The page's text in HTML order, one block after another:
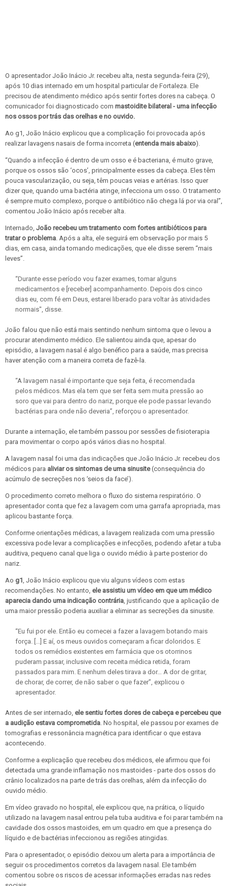
O apresentador João Inácio Jr. recebeu alta, nesta segunda-feira (29),
após 10 dias internado em um hospital particular de Fortaleza. Ele
precisou de atendimento médico após sentir fortes dores na cabeça. O
comunicador foi diagnosticado com mastoidite bilateral - uma infecção
nos ossos por trás das orelhas e no ouvido.
Ao g1, João Inácio explicou que a complicação foi provocada após
realizar lavagens nasais de forma incorreta (entenda mais abaixo).
“Quando a infecção é dentro de um osso e é bacteriana, é muito grave,
porque os ossos são ‘ocos’, principalmente esses da cabeça. Eles têm
pouca vascularização, ou seja, têm poucas veias e artérias. Isso quer
dizer que, quando uma bactéria atinge, infecciona um osso. O tratamento
é sempre muito complexo, porque o antibiótico não chega lá por via oral”,
comentou João Inácio após receber alta.
Internado, João recebeu um tratamento com fortes antibióticos para
tratar o problema . Após a alta, ele seguirá em observação por mais 5
dias, em casa, ainda tomando medicações, que ele disse serem “mais
leves”.
“Durante esse período vou fazer exames, tomar alguns
medicamentos e [receber] acompanhamento. Depois dos cinco
dias eu, com fé em Deus, estarei liberado para voltar às atividades
normais", disse.
João falou que não está mais sentindo nenhum sintoma que o levou a
procurar atendimento médico. Ele salientou ainda que, apesar do
episódio, a lavagem nasal é algo benéfico para a saúde, mas precisa
haver atenção com a maneira correta de fazê-la.
“A lavagem nasal é importante que seja feita, é recomendada
pelos médicos. Mas ela tem que ser feita sem muita pressão ao
soro que vai para dentro do nariz, porque ele pode passar levando
bactérias para onde não deveria”, reforçou o apresentador.
Durante a internação, ele também passou por sessões de fisioterapia
para movimentar o corpo após vários dias no hospital.
A lavagem nasal foi uma das indicações que João Inácio Jr. recebeu dos
médicos para aliviar os sintomas de uma sinusite(consequência do
acúmulo de secreções nos ‘seios da face’).
O procedimento correto melhora o fluxo do sistema respiratório. O
apresentador conta que fez a lavagem com uma garrafa apropriada, mas
aplicou bastante força.
Conforme orientações médicas, a lavagem realizada com uma pressão
excessiva pode levar a complicações e infecções, podendo afetar a tuba
auditiva, pequeno canal que liga o ouvido médio à parte posterior do
nariz.
Ao g1 , João Inácio explicou que viu alguns vídeos com estas
recomendações. No entanto, ele assistiu um vídeo em que um médico
aparecia dando uma indicação contrária , justificando que a aplicação de
uma maior pressão poderia auxiliar a eliminar as secreções da sinusite.
“Eu fui por ele. Então eu comecei a fazer a lavagem botando mais
força. [...] E aí, os meus ouvidos começaram a ficar doloridos. E
todos os remédios existentes em farmácia que os otorrinos
puderam passar, inclusive com receita médica retida, foram
passados para mim. E nenhum deles tirava a dor… A dor de gritar,
de chorar, de correr, de não saber o que fazer”, explicou o
apresentador.
Antes de ser internado, ele sentiu fortes dores de cabeça e percebeu que
a audição estava comprometida . No hospital, ele passou por exames de
tomografias e ressonância magnética para identificar o que estava
acontecendo.
Conforme a explicação que recebeu dos médicos, ele afirmou que foi
detectada uma grande inflamação nos mastoides - parte dos ossos do
crânio localizados na parte de trás das orelhas, além da infecção do
ouvido médio.
Em vídeo gravado no hospital, ele explicou que, na prática, o líquido
utilizado na lavagem nasal entrou pela tuba auditiva e foi parar também na
cavidade dos ossos mastoides, em um quadro em que a presença do
líquido e de bactérias infeccionou as regiões atingidas.
Para o apresentador, o episódio deixou um alerta para a importância de
seguir os procedimentos corretos da lavagem nasal. Ele também
comentou sobre os riscos de acessar informações erradas nas redes